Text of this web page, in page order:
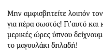
Μην αμφισβητείτε λοιπόν
για πέρα σωστός! Γι’αυτό
μερικές ώρες ύπνου
τo μαγουλάκι δηλαδή!